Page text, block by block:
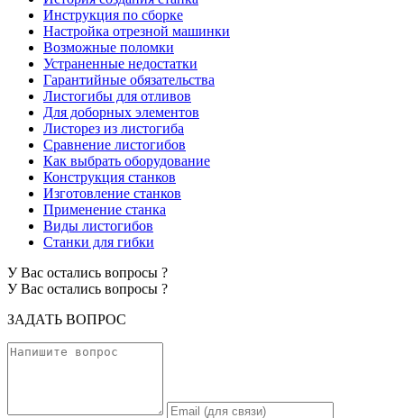
Инструкция по сборке
Настройка отрезной машинки
Возможные поломки
Устраненные недостатки
Гарантийные обязательства
Листогибы для отливов
Для доборных элементов
Листорез из листогиба
Сравнение листогибов
Как выбрать оборудование
Конструкция станков
Изготовление станков
Применение станка
Виды листогибов
Станки для гибки
У Вас остались вопросы ?
У Вас остались вопросы ?
ЗАДАТЬ ВОПРОС